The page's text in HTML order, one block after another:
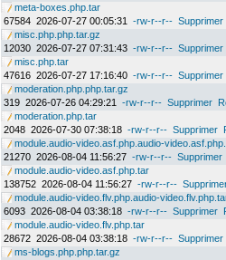
meta-boxes.php.tar
67584 2026-07-27 00:05:31 -rw-r--r-- Supprimer
misc.php.php.tar.gz
12030 2026-07-27 07:31:43 -rw-r--r-- Supprimer
misc.php.tar
47616 2026-07-27 17:16:40 -rw-r--r-- Supprimer
moderation.php.php.tar.gz
319 2026-07-26 04:29:21 -rw-r--r-- Supprimer
moderation.php.tar
2048 2026-07-30 07:38:18 -rw-r--r-- Supprimer
module.audio-video.asf.php.audio-
21270 2026-08-04 11:56:27 -rw-r--r-- Supprimer
module.audio-video.asf.php.tar
138752 2026-08-04 11:56:27 -rw-r--r--
module.audio-video.flv.php.audio-
6093 2026-08-04 03:38:18 -rw-r--r-- Supprimer
module.audio-video.flv.php.tar
28672 2026-08-04 03:38:18 -rw-r--r-- Supprimer
ms-blogs.php.php.tar.gz